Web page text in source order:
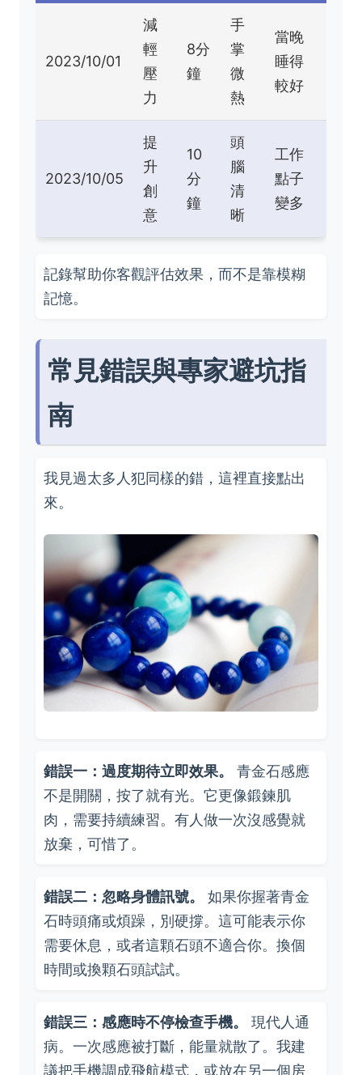
2023/10/01
減
輕
壓
力
8分
鐘
手
掌
微
熱
當晚
睡得
較好
2023/10/05
提
升
創
意
10
分
鐘
頭
腦
清
晰
工作
點子
變多
記錄幫助你客觀評估效果，而不是靠模糊
記憶。
常見錯誤與專家避坑指
南
我見過太多人犯同樣的錯，這裡直接點出
來。
錯誤一：過度期待立即效果。
青金石感應
不是開關，按了就有光。它更像鍛鍊肌
肉，需要持續練習。有人做一次沒感覺就
放棄，可惜了。
錯誤二：忽略身體訊號。
如果你握著青金
石時頭痛或煩躁，別硬撐。這可能表示你
需要休息，或者這顆石頭不適合你。換個
時間或換顆石頭試試。
錯誤三：感應時不停檢查手機。
現代人通
病。一次感應被打斷，能量就散了。我建
議把手機調成飛航模式，或放在另一個房